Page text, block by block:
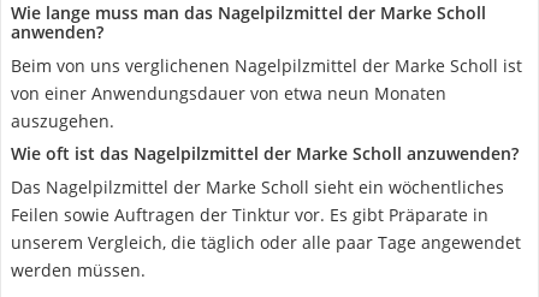
Wie lange muss man das Nagelpilzmittel der Marke Scholl
anwenden?
Beim von uns verglichenen Nagelpilzmittel der Marke Scholl ist
von einer Anwendungsdauer von etwa neun Monaten
auszugehen.
Wie oft ist das Nagelpilzmittel der Marke Scholl anzuwenden?
Das Nagelpilzmittel der Marke Scholl sieht ein wöchentliches
Feilen sowie Auftragen der Tinktur vor. Es gibt Präparate in
unserem Vergleich, die täglich oder alle paar Tage angewendet
werden müssen.